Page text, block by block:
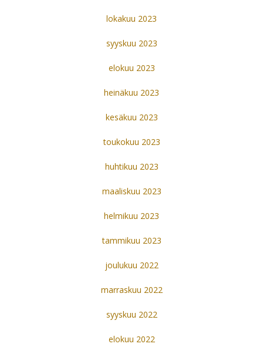
lokakuu 2023
syyskuu 2023
elokuu 2023
heinäkuu 2023
kesäkuu 2023
toukokuu 2023
huhtikuu 2023
maaliskuu 2023
helmikuu 2023
tammikuu 2023
joulukuu 2022
marraskuu 2022
syyskuu 2022
elokuu 2022